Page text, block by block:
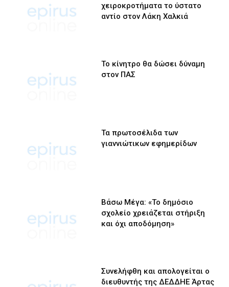
χειροκροτήματα το ύστατο
αντίο στον Λάκη Χαλκιά
Το κίνητρο θα δώσει δύναμη
στον ΠΑΣ
Τα πρωτοσέλιδα των
γιαννιώτικων εφημερίδων
Βάσω Μέγα: «Το δημόσιο
σχολείο χρειάζεται στήριξη
και όχι αποδόμηση»
Συνελήφθη και απολογείται ο
διευθυντής της ΔΕΔΔΗΕ Άρτας